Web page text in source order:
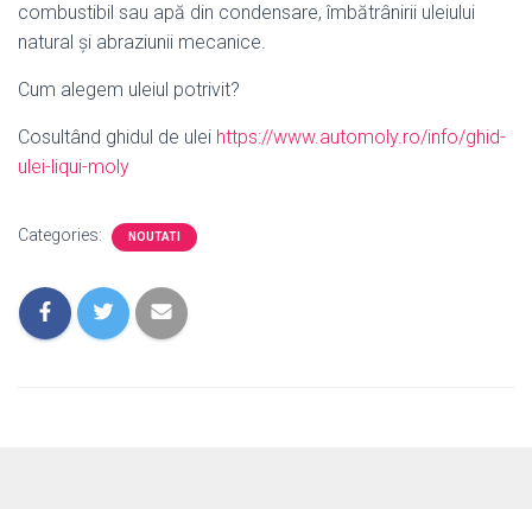
combustibil sau apă din condensare, îmbătrânirii uleiului
natural și abraziunii mecanice.
Cum alegem uleiul potrivit?
Cosultând ghidul de ulei https://www.automoly.ro/info/ghid-
ulei-liqui-moly
Categories: NOUTATI